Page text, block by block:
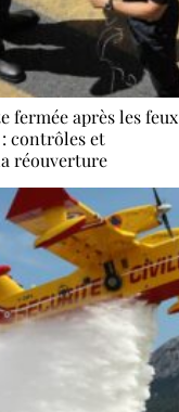
fermée après les feux
contrôles et
réouverture